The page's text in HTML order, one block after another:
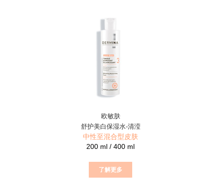
欧敏肤
舒护美白保湿水-清滢
中性至混合型皮肤
200 ml / 400 ml
了解更多